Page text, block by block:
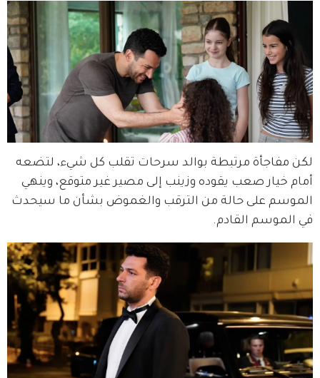
لكن مفاجأة مرتبطة بوالد سرحات تقلب كل شيء، لتضعه
أمام خيار صعب يقوده وزينب إلى مصير غير متوقع، وينهي
الموسم على حالة من الترقب والغموض بشأن ما سيحدث
في الموسم القادم.